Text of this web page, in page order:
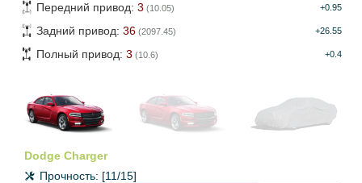
Передний привод: 3 (10.05) +0.95
Задний привод: 36 (2097.45) +26.55
Полный привод: 3 (10.6) +0.4
Dodge Charger
Прочность: [11/15]